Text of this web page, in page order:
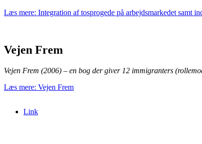
Læs mere: Integration af tosprogede på arbejdsmarkedet samt
Vejen Frem
Vejen Frem (2006) – en bog der giver 12 immigranters
Læs mere: Vejen Frem
Link